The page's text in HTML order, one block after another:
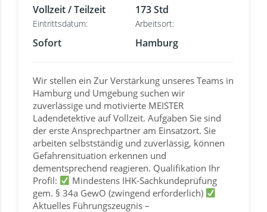
Vollzeit / Teilzeit 173 Std
Eintrittsdatum:
Sofort
Arbeitsort:
Hamburg
Wir stellen ein Zur Verstärkung unseres Teams in
Hamburg und Umgebung suchen wir
zuverlässige und motivierte MEISTER
Ladendetektive auf Vollzeit. Aufgaben Sie sind
der erste Ansprechpartner am Einsatzort. Sie
arbeiten selbstständig und zuverlässig, können
Gefahrensituation erkennen und
dementsprechend reagieren. Qualifikation Ihr
Profil:
Mindestens IHK-Sachkundeprüfung
gem. § 34a GewO (zwingend erforderlich)
Aktuelles Führungszeugnis –